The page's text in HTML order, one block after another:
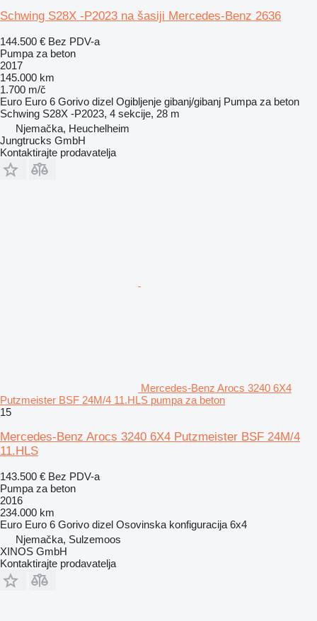
Schwing S28X -P2023 na šasiji Mercedes-Benz 2636
144.500 € Bez PDV-a
Pumpa za beton
2017
145.000 km
1.700 m/č
Euro Euro 6 Gorivo dizel Ogibljenje gibanj/gibanj Pumpa za beton
Schwing S28X -P2023, 4 sekcije, 28 m
Njemačka, Heuchelheim
Jungtrucks GmbH
Kontaktirajte prodavatelja
Mercedes-Benz Arocs 3240 6X4
Putzmeister BSF 24M/4 11.HLS pumpa za beton
15
Mercedes-Benz Arocs 3240 6X4 Putzmeister BSF 24M/4
11.HLS
143.500 € Bez PDV-a
Pumpa za beton
2016
234.000 km
Euro Euro 6 Gorivo dizel Osovinska konfiguracija 6x4
Njemačka, Sulzemoos
XINOS GmbH
Kontaktirajte prodavatelja